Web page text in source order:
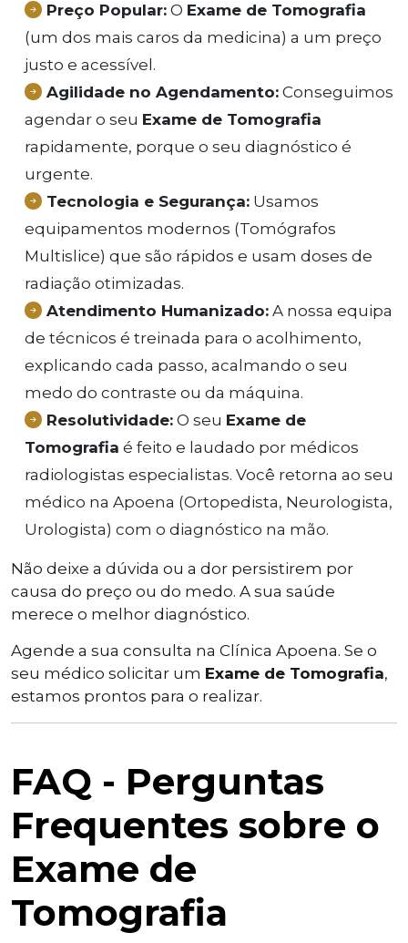
Preço Popular: O Exame de Tomografia
(um dos mais caros da medicina) a um preço
justo e acessível.
Agilidade no Agendamento: Conseguimos
agendar o seu Exame de Tomografia
rapidamente, porque o seu diagnóstico é
urgente.
Tecnologia e Segurança: Usamos
equipamentos modernos (Tomógrafos
Multislice) que são rápidos e usam doses de
radiação otimizadas.
Atendimento Humanizado: A nossa equipa
de técnicos é treinada para o acolhimento,
explicando cada passo, acalmando o seu
medo do contraste ou da máquina.
Resolutividade: O seu Exame de
Tomografia é feito e laudado por médicos
radiologistas especialistas. Você retorna ao seu
médico na Apoena (Ortopedista, Neurologista,
Urologista) com o diagnóstico na mão.
Não deixe a dúvida ou a dor persistirem por
causa do preço ou do medo. A sua saúde
merece o melhor diagnóstico.
Agende a sua consulta na Clínica Apoena. Se o
seu médico solicitar um Exame de Tomografia,
estamos prontos para o realizar.
FAQ - Perguntas
Frequentes sobre o
Exame de
Tomografia